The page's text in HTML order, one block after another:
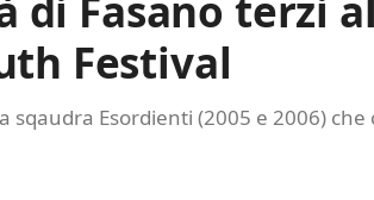
di Fasano terzi al
Festival
Esordienti (2005 e 2006) che